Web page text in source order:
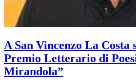
A San Vincenzo La Costa
Premio Letterario di
Mirandola”